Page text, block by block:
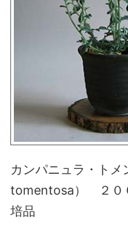
カンパニュラ・ト
tomentosa） ２
培品